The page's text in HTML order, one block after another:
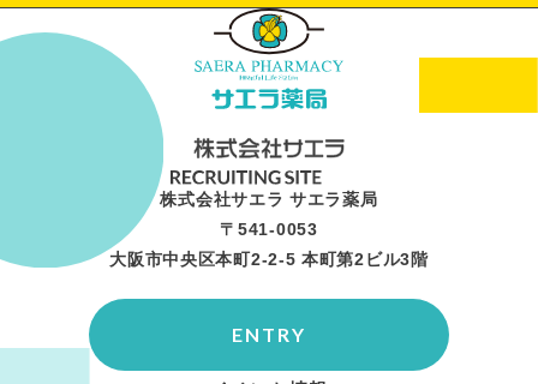
株式会社サエラ サエラ薬局
〒541-0053
大阪市中央区本町2-2-5 本町第2ビル3階
ENTRY